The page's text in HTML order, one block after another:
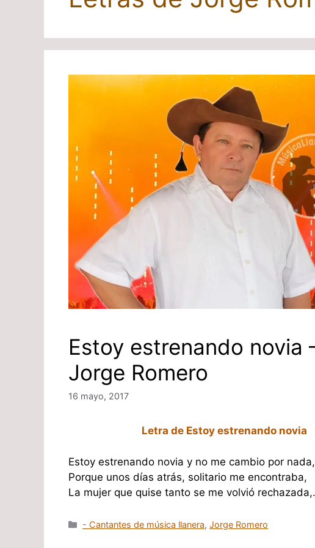
Estoy estrenando novia
Jorge Romero
16 mayo, 2017
Letra de Estoy estrenando novia
Estoy estrenando novia y no me cambio por nada,
Porque unos días atrás, solitario me encontraba,
La mujer que quise tanto se me volvió
Categorías
- Cantantes de música llanera,Jorge Romero